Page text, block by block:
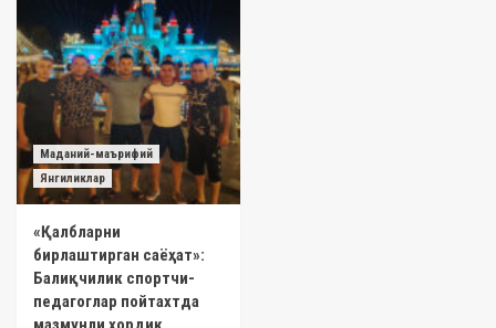
Маданий-маърифий
Янгиликлар
«Қалбларни
бирлаштирган саёҳат»:
Балиқчилик спортчи-
педагоглар пойтахтда